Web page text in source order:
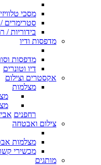
מסכי
סטרימרים
בידוריות /
מדפסות ודיו
מדפסות
דיו וטונרים
אקסטרים וצילום
מצלמות
רחפנים
צילום ואבטחה
מצלמות
מכשירי
מותגים